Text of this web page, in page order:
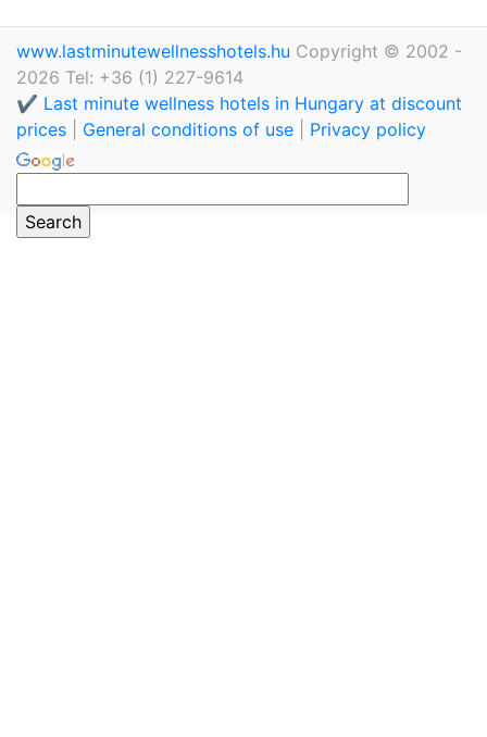
www.lastminutewellnesshotels.hu Copyright © 2002 -
2026 Tel: +36 (1) 227-9614
✔️ Last minute wellness hotels in Hungary at discount
prices
General conditions of use Privacy policy